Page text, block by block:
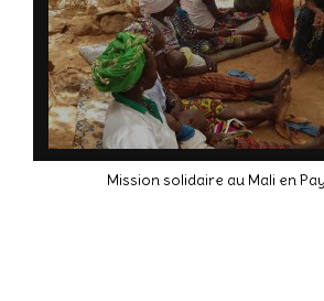
Mission solidaire au Mali en